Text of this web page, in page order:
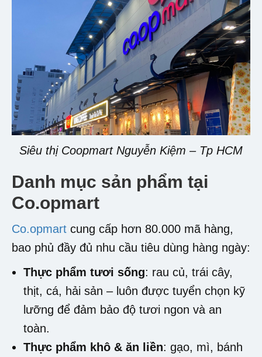
Siêu thị Coopmart Nguyễn Kiệm – Tp HCM
Danh mục sản phẩm tại
Co.opmart
Co.opmart cung cấp hơn 80.000 mã hàng,
bao phủ đầy đủ nhu cầu tiêu dùng hàng ngày:
Thực phẩm tươi sống: rau củ, trái cây,
thịt, cá, hải sản – luôn được tuyển chọn kỹ
lưỡng để đảm bảo độ tươi ngon và an
toàn.
Thực phẩm khô & ăn liền: gạo, mì, bánh